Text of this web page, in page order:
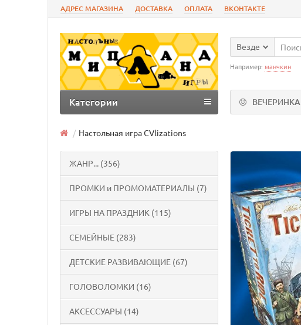
АДРЕС МАГАЗИНА ДОСТАВКА ОПЛАТА ВКОНТАКТЕ
Везде
Например: манчкин
ВЕЧЕРИНКА
Категории
Настольная игра CVlizations
ЖАНР... (356)
ПРОМКИ и ПРОМОМАТЕРИАЛЫ (7)
ИГРЫ НА ПРАЗДНИК (115)
СЕМЕЙНЫЕ (283)
ДЕТСКИЕ РАЗВИВАЮЩИЕ (67)
ГОЛОВОЛОМКИ (16)
АКСЕССУАРЫ (14)